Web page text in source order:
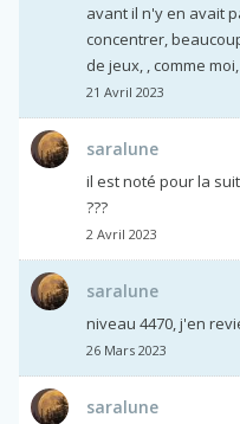
avant il n'y en avait
concentrer,
de jeux, , comme
21 Avril 2023
saralune
il est noté pour la
???
2 Avril 2023
saralune
niveau 4470, j'en
26 Mars 2023
saralune